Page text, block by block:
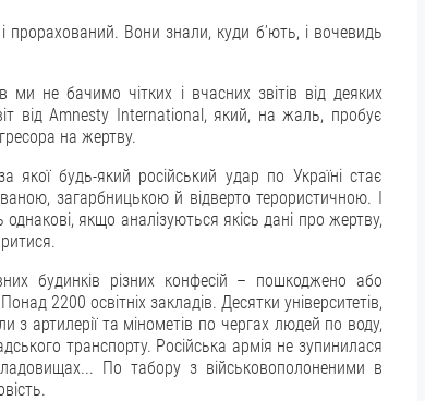
прорахований. Вони знали, куди бʼють, і вочевидь
не бачимо чітких і вчасних звітів від деяких
від Amnesty International, який, на жаль, пробує
на жертву.
будь-який російський удар по Україні стає
загарбницькою й відверто терористичною. І
якщо аналізуються якісь дані про жертву,
будинків різних конфесій – пошкоджено або
2200 освітніх закладів. Десятки університетів,
з артилерії та мінометів по чергах людей по воду,
транспорту. Російська армія не зупинилася
По табору з військовополоненими в